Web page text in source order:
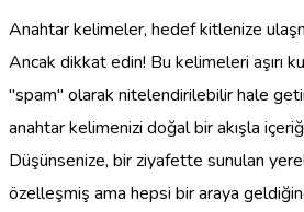
Anahtar kelimeler, hedef kitlenize
Ancak dikkat edin! Bu kelimeleri aşırı
"spam" olarak nitelendirilebilir hale
anahtar kelimenizi doğal bir akışla
Düşünsenize, bir ziyafette sunulan
özelleşmiş ama hepsi bir araya